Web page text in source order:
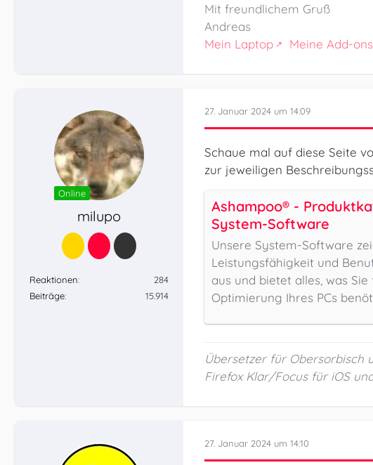
Mit freundlichem Gruß
Andreas
Mein Laptop
Meine Add-ons
Online
milupo
Reaktionen
284
Beiträge
15.914
27. Januar 2024 um 14:09
Schaue mal auf diese Seite
zur jeweiligen
Ashampoo® -
System-Software
Unsere System-Software
Leistungsfähigkeit und
aus und bietet alles, was Sie
Optimierung Ihres PCs
Übersetzer für Obersorbisch
Firefox Klar/Focus für iOS
27. Januar 2024 um 14:10